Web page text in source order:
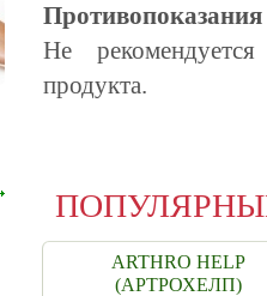
Противопоказания
Не
продукта.
ARTHRO HELP
(АРТРОХЕЛП)